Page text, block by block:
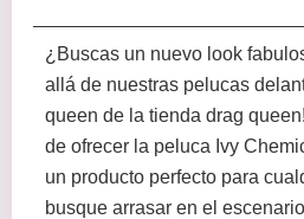
¿Buscas un nuevo look
allá de nuestras pelucas
queen de la tienda drag
de ofrecer la peluca Ivy
un producto perfecto para
busque arrasar en el